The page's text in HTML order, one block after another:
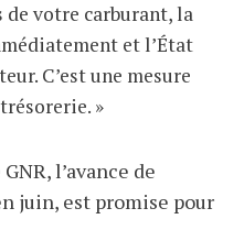
de votre carburant, la
et l’État
C’est une mesure
»
l’avance de
juin, est promise pour